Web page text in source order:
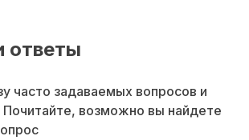
ответы
часто задаваемых вопросов и
Почитайте, возможно вы найдете